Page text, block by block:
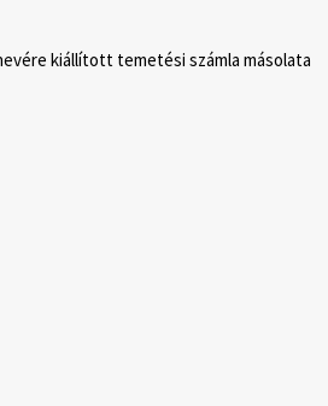
kiállított temetési számla másolata